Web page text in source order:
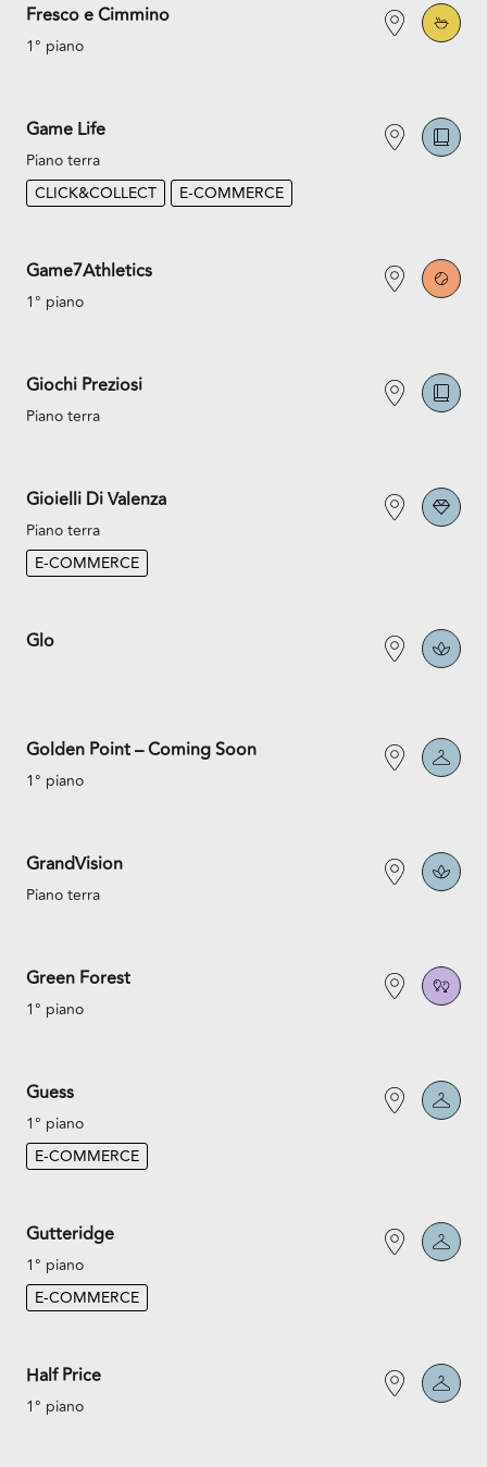
Fresco e Cimmino
1° piano
Game Life
Piano terra
CLICK&COLLECT
E-COMMERCE
Game7Athletics
1° piano
Giochi Preziosi
Piano terra
Gioielli Di Valenza
Piano terra
E-COMMERCE
Glo
Golden Point – Coming Soon
1° piano
GrandVision
Piano terra
Green Forest
1° piano
Guess
1° piano
E-COMMERCE
Gutteridge
1° piano
E-COMMERCE
Half Price
1° piano